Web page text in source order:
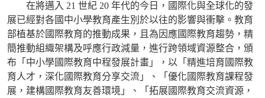
在將邁入 21 世紀 20 年代的今日，國際化與全球化的發
展已經對各國中小學教育產生別於以往的影響與衝擊。教育
部植基於國際教育的推動成果，且為因應國際教育趨勢，精
簡推動組織架構及呼應行政減量，進行跨領域資源整合，頒
布「中小學國際教育中程發展計畫」，以「精進培育國際教
育人才，深化國際教育分享交流」、「優化國際教育課程發
展，建構國際教育友善環境」、「拓展國際教育交流資源，